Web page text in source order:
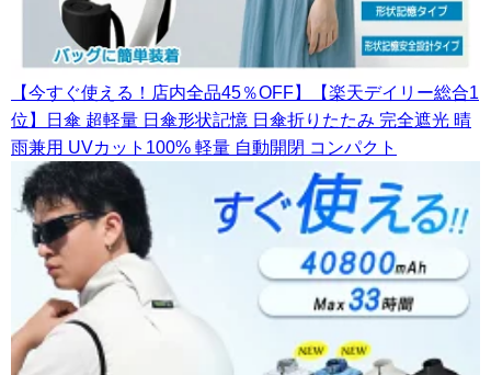
【今すぐ使える！店内全品45％OFF】【楽天デイリー総合1
位】日傘 超軽量 日傘形状記憶 日傘折りたたみ 完全遮光 晴
雨兼用 UVカット100% 軽量 自動開閉 コンパクト